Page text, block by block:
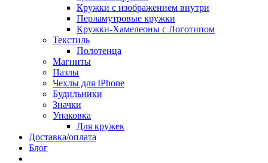
Кружки с изображением внутри
Перламутровые кружки
Кружки-Хамелеоны с Логотипом
Текстиль
Полотенца
Магниты
Пазлы
Чехлы для IPhone
Будильники
Значки
Упаковка
Для кружек
Доставка/оплата
Блог